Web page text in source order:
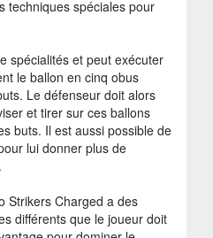
techniques spéciales pour
spécialités et peut exécuter
le ballon en cinq obus
Le défenseur doit alors
et tirer sur ces ballons
buts. Il est aussi possible de
lui donner plus de
Strikers Charged a des
différents que le joueur doit